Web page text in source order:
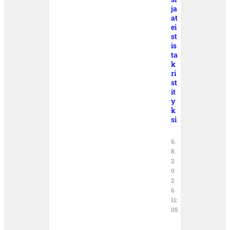
ja
at
ei
st
is
ta
k
ri
st
it
y
k
si
6.
8.
2
0
2
6
11:
05